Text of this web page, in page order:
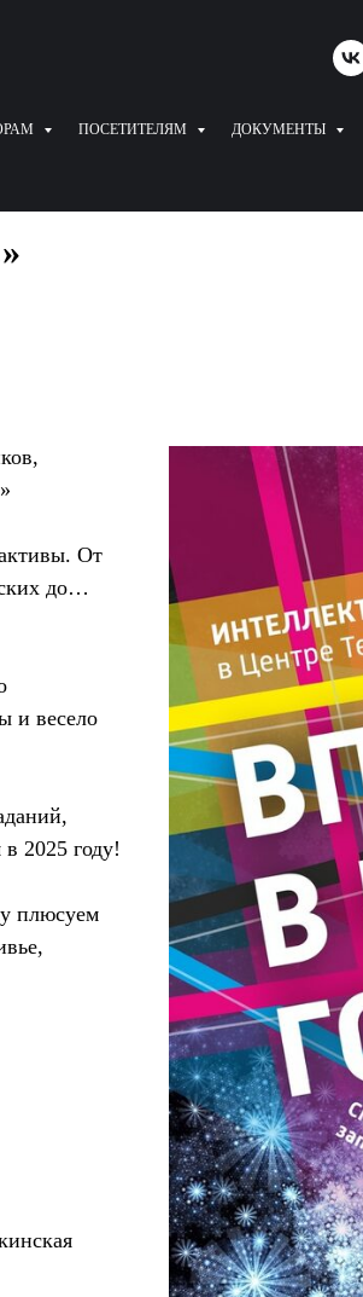
ПОСЕТИТЕЛЯМ ДОКУМЕНТЫ
От
до…
и весело
2025 году!
плюсуем